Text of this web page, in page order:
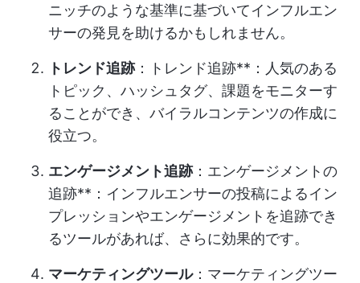
ニッチのような基準に基づいてインフルエン
サーの発見を助けるかもしれません。
トレンド追跡：トレンド追跡**：人気のある
トピック、ハッシュタグ、課題をモニターす
ることができ、バイラルコンテンツの作成に
役立つ。
エンゲージメント追跡：エンゲージメントの
追跡**：インフルエンサーの投稿によるイン
プレッションやエンゲージメントを追跡でき
るツールがあれば、さらに効果的です。
マーケティングツール：マーケティングツー